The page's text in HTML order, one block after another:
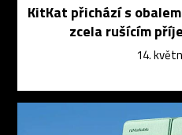
KitKat přichází s
zcela rušícím
14.